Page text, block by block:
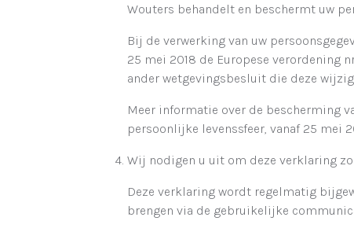
Wouters behandelt en beschermt uw
Bij de verwerking van uw
25 mei 2018 de Europese verordening
ander wetgevingsbesluit die deze
Meer informatie over de bescherming
persoonlijke levenssfeer, vanaf 25 mei
Wij nodigen u uit om deze verklaring
Deze verklaring wordt regelmatig
brengen via de gebruikelijke